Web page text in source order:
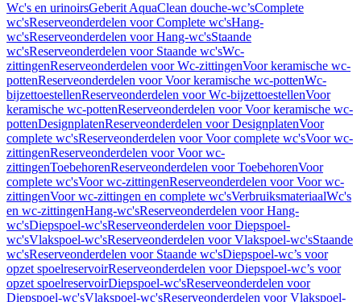
Wc's en urinoirsGeberit AquaClean douche-wc’sComplete
wc'sReserveonderdelen voor Complete wc'sHang-
wc'sReserveonderdelen voor Hang-wc'sStaande
wc'sReserveonderdelen voor Staande wc'sWc-
zittingenReserveonderdelen voor Wc-zittingenVoor keramische wc-
pottenReserveonderdelen voor Voor keramische wc-pottenWc-
bijzettoestellenReserveonderdelen voor Wc-bijzettoestellenVoor
keramische wc-pottenReserveonderdelen voor Voor keramische wc-
pottenDesignplatenReserveonderdelen voor DesignplatenVoor
complete wc'sReserveonderdelen voor Voor complete wc'sVoor wc-
zittingenReserveonderdelen voor Voor wc-
zittingenToebehorenReserveonderdelen voor ToebehorenVoor
complete wc'sVoor wc-zittingenReserveonderdelen voor Voor wc-
zittingenVoor wc-zittingen en complete wc'sVerbruiksmateriaalWc's
en wc-zittingenHang-wc'sReserveonderdelen voor Hang-
wc'sDiepspoel-wc'sReserveonderdelen voor Diepspoel-
wc'sVlakspoel-wc'sReserveonderdelen voor Vlakspoel-wc'sStaande
wc'sReserveonderdelen voor Staande wc'sDiepspoel-wc’s voor
opzet spoelreservoirReserveonderdelen voor Diepspoel-wc’s voor
opzet spoelreservoirDiepspoel-wc'sReserveonderdelen voor
Diepspoel-wc'sVlakspoel-wc'sReserveonderdelen voor Vlakspoel-